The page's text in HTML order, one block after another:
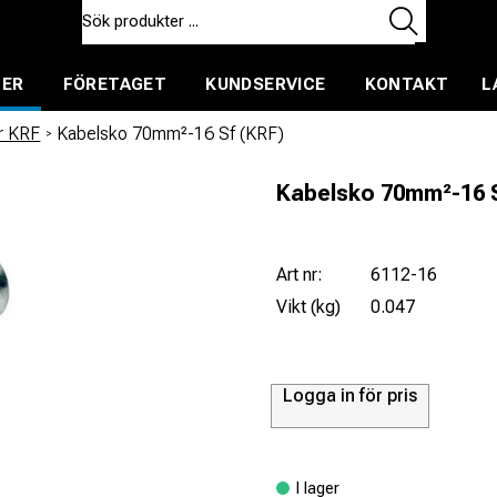
FÖRETAGET KUNDSERVICE KONTAKT
KRF / Kabelsko 70mm²-16 Sf (KRF)
Kabelsko 70mm²-16
Art nr:
6112-16
Vikt (kg)
0.047
Logga in för pris
I lager